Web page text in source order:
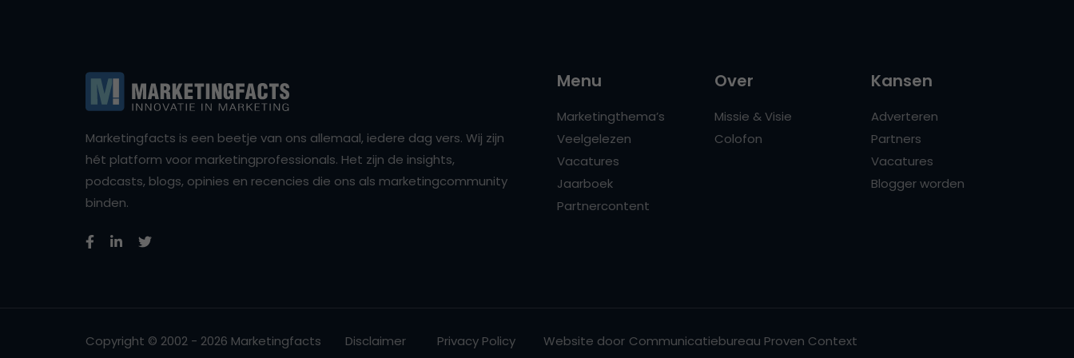
Marketingfacts is een beetje van ons allemaal, iedere dag vers. Wij zijn
hét platform voor marketingprofessionals. Het zijn de insights,
podcasts, blogs, opinies en recencies die ons als marketingcommunity
binden.
Menu
Marketingthema’s
Veelgelezen
Vacatures
Jaarboek
Partnercontent
Over
Missie & Visie
Colofon
Kansen
Adverteren
Partners
Vacatures
Blogger worden
Copyright © 2002 - 2026 Marketingfacts Disclaimer Privacy Policy Website door Communicatiebureau Proven Context